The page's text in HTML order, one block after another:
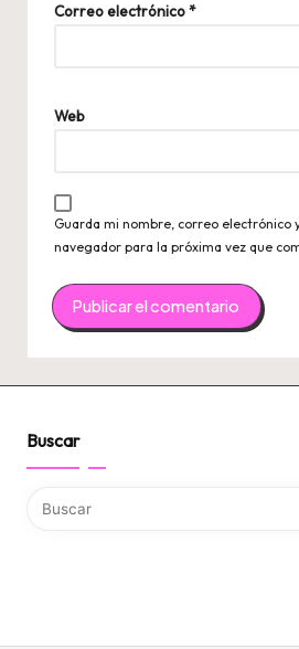
Correo electrónico*
Web
Guarda mi nombre, correo electrónico
navegador para la próxima vez que
Buscar